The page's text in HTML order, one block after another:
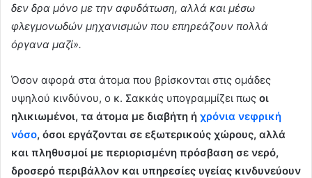
δεν δρα μόνο με την αφυδάτωση, αλλά και μέσω
φλεγμονωδών μηχανισμών που επηρεάζουν πολλά
όργανα μαζί».
Όσον αφορά στα άτομα που βρίσκονται στις ομάδες
υψηλού κινδύνου, ο κ. Σακκάς υπογραμμίζει πως οι
ηλικιωμένοι, τα άτομα με διαβήτη ή χρόνια νεφρική
νόσο, όσοι εργάζονται σε εξωτερικούς χώρους, αλλά
και πληθυσμοί με περιορισμένη πρόσβαση σε νερό,
δροσερό περιβάλλον και υπηρεσίες υγείας κινδυνεύουν